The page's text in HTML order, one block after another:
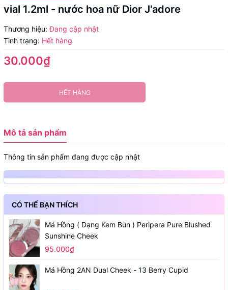
vial 1.2ml - nước hoa nữ Dior J'adore
Thương hiệu: Đang cập nhật
Tình trạng: Hết hàng
30.000₫
HẾT HÀNG
Mô tả sản phẩm
Thông tin sản phẩm đang được cập nhật
CÓ THỂ BẠN THÍCH
Má Hồng ( Dạng Kem Bùn ) Peripera Pure Blushed
Sunshine Cheek
95.000₫
Má Hồng 2AN Dual Cheek - 13 Berry Cupid